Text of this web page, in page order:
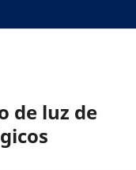
de luz de